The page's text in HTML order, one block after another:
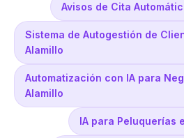
Avisos de Cita
Sistema de Autogestión de
Alamillo
Automatización con IA para
Alamillo
IA para Peluquerías